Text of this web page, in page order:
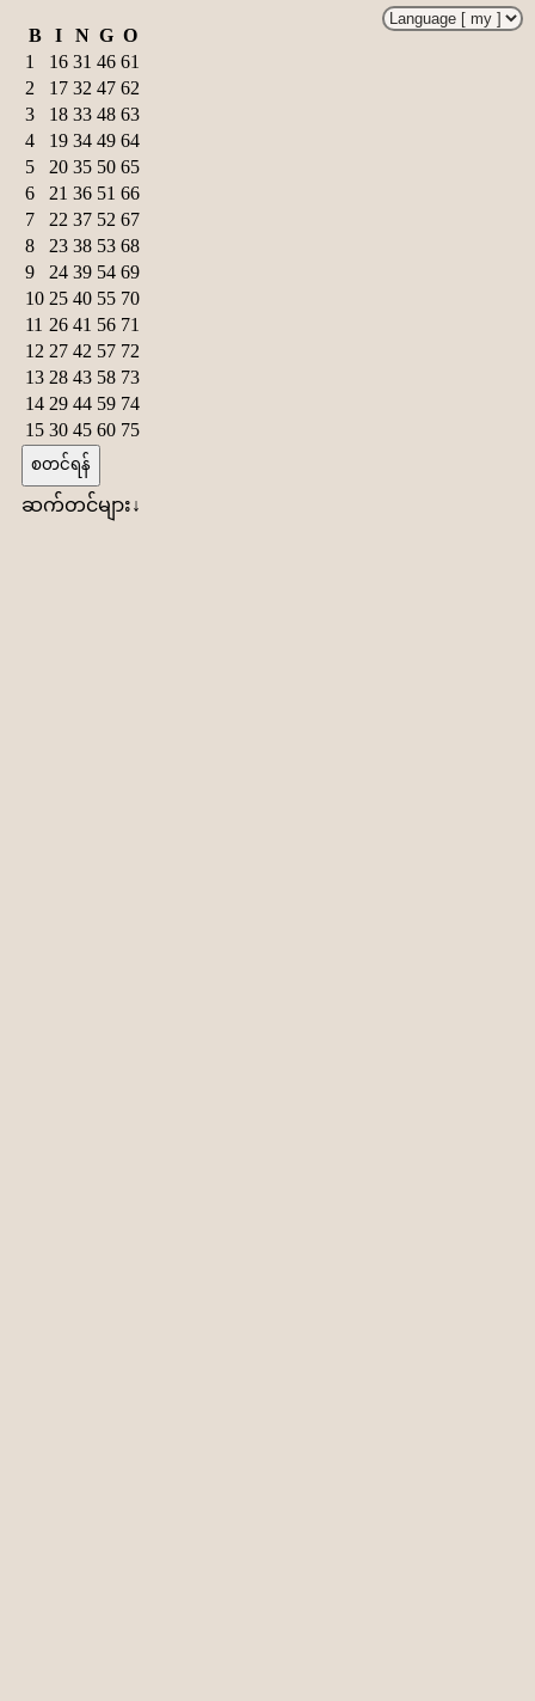
B I N G O
1
16 31 46 61
2
17 32 47 62
3
18 33 48 63
4
19 34 49 64
5
20 35 50 65
6
21 36 51 66
7
22 37 52 67
8
23 38 53 68
9
24 39 54 69
10 25 40 55 70
11 26 41 56 71
12 27 42 57 72
13 28 43 58 73
14 29 44 59 74
15 30 45 60 75
စတင်ရန်
ဆက်တင်များ↓